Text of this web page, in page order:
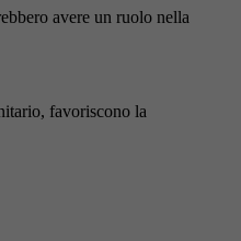
avere un ruolo nella
favoriscono la